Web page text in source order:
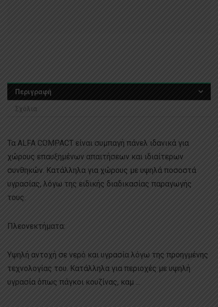
Περιγραφή
Σχόλια
Τα ALFA COMPACT είναι συμπαγή πάνελ ιδανικά για
χώρους επαυξημένων απαιτήσεων και ιδιαίτερων
συνθηκών. Κατάλληλα για χώρους με υψηλά ποσοστά
υγρασίας, λόγω της ειδικής διαδικασίας παραγωγής
τους.
Πλεονεκτήματα:
Υψηλή αντοχή σε νερό και υγρασία λόγω της προηγμένης
τεχνολογίας του. Κατάλληλα για περιοχές με υψηλή
υγρασία όπως πάγκοι κουζίνας, καμ ...